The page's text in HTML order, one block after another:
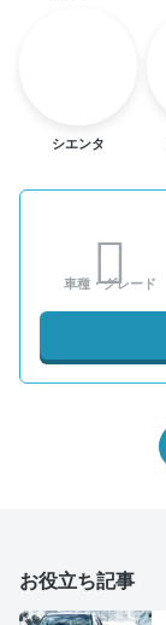
シエンタ
車種・グレード
お役立ち記事